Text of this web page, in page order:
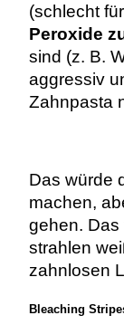
(schlecht
Peroxide
sind (z. B.
aggressiv
Zahnpasta
Das würde
machen,
gehen. Das
strahlen
zahnlosen
Bleaching